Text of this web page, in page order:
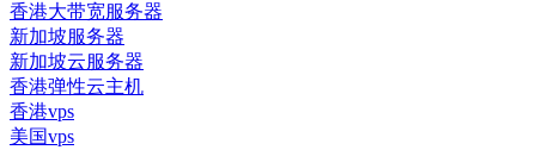
香港大带宽服务器
新加坡服务器
新加坡云服务器
香港弹性云主机
香港vps
美国vps